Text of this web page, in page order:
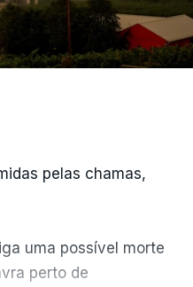
pelas chamas,
uma possível morte
perto de